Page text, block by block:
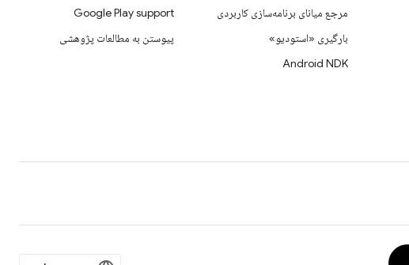
مرجع میانای برنامه‌سازی کاربردی
بارگیری «استودیو»
Android NDK
Google Play support
پیوستن به مطالعات پژوهشی